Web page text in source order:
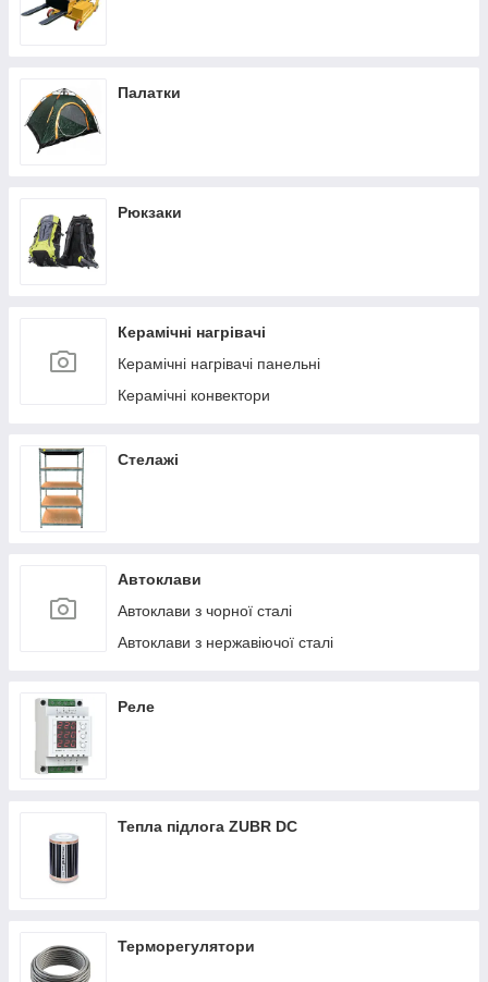
Палатки
Рюкзаки
Керамічні нагрівачі
Керамічні нагрівачі панельні
Керамічні конвектори
Стелажі
Автоклави
Автоклави з чорної сталі
Автоклави з нержавіючої сталі
Реле
Тепла підлога ZUBR DC
Терморегулятори